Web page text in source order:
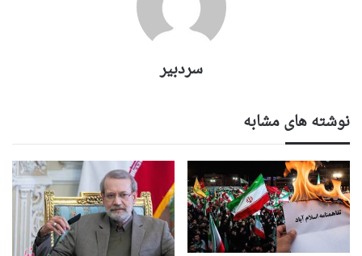
سردبیر
نوشته های مشابه